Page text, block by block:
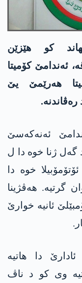
کو ھێزێن
ئەندامێ کۆمیتا
ھەرێمێ یێ
ئەنەکەسێ
گەل ژنا خوە دا ل
خوە دا
گرتیە. ھەڤژینا
ئانیە خوارێ
محەمەد د 28ێ ئادارێ دا ھاتیە
وی کو د ناڤ